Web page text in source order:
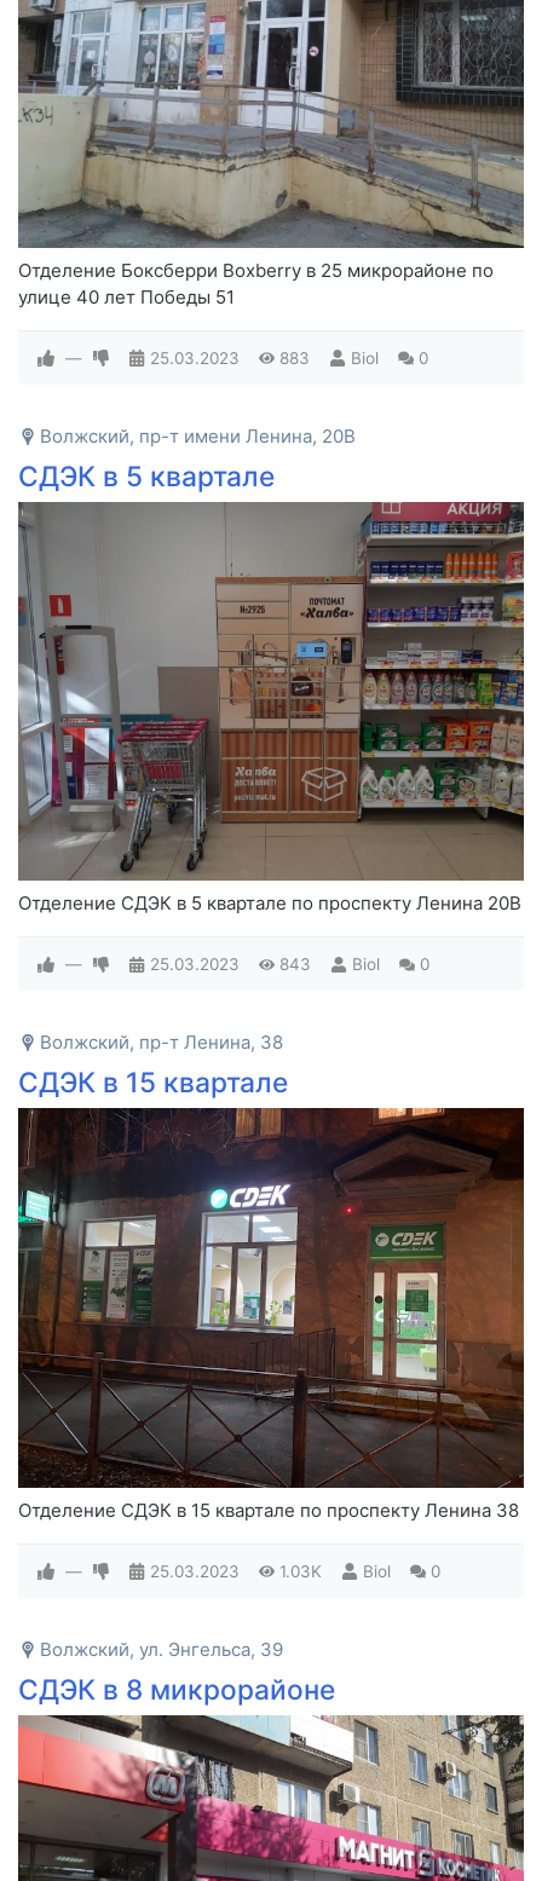
Отделение Боксберри Boxberry в 25 микрорайоне по
улице 40 лет Победы 51
— 25.03.2023 883 Biol 0
Волжский, пр-т имени Ленина, 20В
СДЭК в 5 квартале
Отделение СДЭК в 5 квартале по проспекту Ленина 20В
— 25.03.2023 843 Biol 0
Волжский, пр-т Ленина, 38
СДЭК в 15 квартале
Отделение СДЭК в 15 квартале по проспекту Ленина 38
— 25.03.2023 1.03K Biol 0
Волжский, ул. Энгельса, 39
СДЭК в 8 микрорайоне